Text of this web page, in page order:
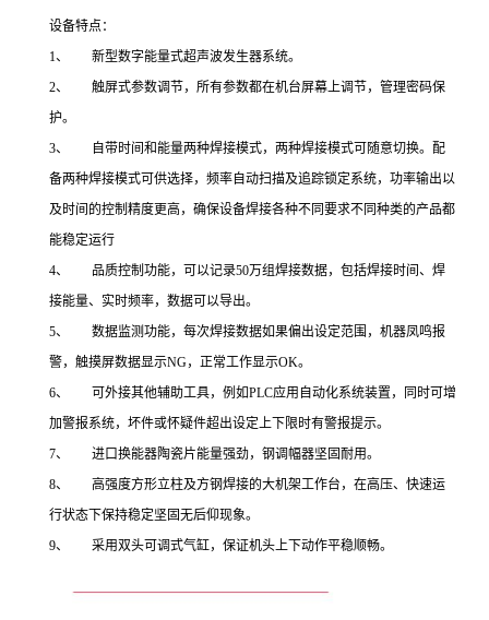
设备特点：
1、 新型数字能量式超声波发生器系统。
2、 触屏式参数调节，所有参数都在机台屏幕上调节，管理密码保
护。
3、 自带时间和能量两种焊接模式，两种焊接模式可随意切换。配
备两种焊接模式可供选择，频率自动扫描及追踪锁定系统，功率输出以
及时间的控制精度更高，确保设备焊接各种不同要求不同种类的产品都
能稳定运行
4、 品质控制功能，可以记录50万组焊接数据，包括焊接时间、焊
接能量、实时频率，数据可以导出。
5、 数据监测功能，每次焊接数据如果偏出设定范围，机器凤鸣报
警，触摸屏数据显示NG，正常工作显示OK。
6、 可外接其他辅助工具，例如PLC应用自动化系统装置，同时可增
加警报系统，坏件或怀疑件超出设定上下限时有警报提示。
7、 进口换能器陶瓷片能量强劲，钢调幅器坚固耐用。
8、 高强度方形立柱及方钢焊接的大机架工作台，在高压、快速运
行状态下保持稳定坚固无后仰现象。
9、 采用双头可调式气缸，保证机头上下动作平稳顺畅。